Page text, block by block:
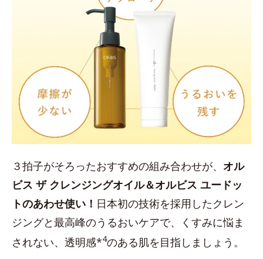
３拍子がそろったおすすめの組み合わせが、 オル
ビス ザ クレンジングオイル＆オルビス ユードッ
トのあわせ使い！ 日本初の技術を採用したクレン
ジングと最高峰のうるおいケアで、くすみに悩ま
されない、透明感*4のある肌を目指しましょう。